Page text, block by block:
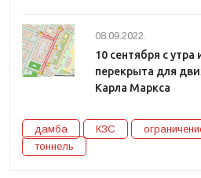
08.09.2022.
10 сентября с
перекрыта для
Карла Маркса
дамба КЗС
тоннель